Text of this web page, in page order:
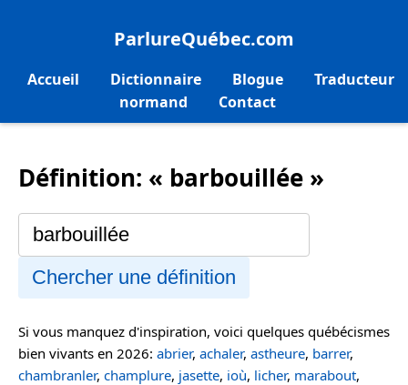
ParlureQuébec.com
Accueil Dictionnaire Blogue
Traducteur
normand
Contact
Définition: « barbouillée »
Chercher une définition
Si vous manquez d'inspiration, voici quelques québécismes
bien vivants en 2026: abrier, achaler, astheure, barrer,
chambranler, champlure, jasette, ioù, licher, marabout,